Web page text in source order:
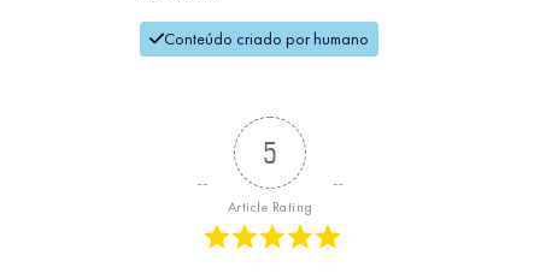
Conteúdo criado por humano
5
Article Rating